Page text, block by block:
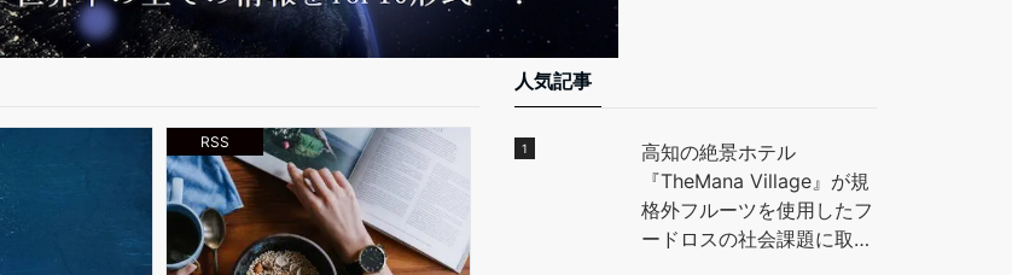
RSS
人気記事
高知の絶景ホテル
『TheMana Village』が規
格外フルーツを使用したフ
ードロスの社会課題に取り